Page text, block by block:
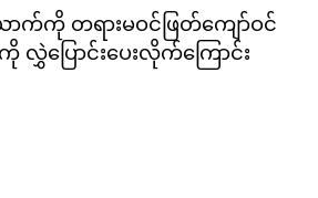
ကို တရားမဝင်ဖြတ်ကျော်ဝင်
ပြောင်းပေးလိုက်ကြောင်း